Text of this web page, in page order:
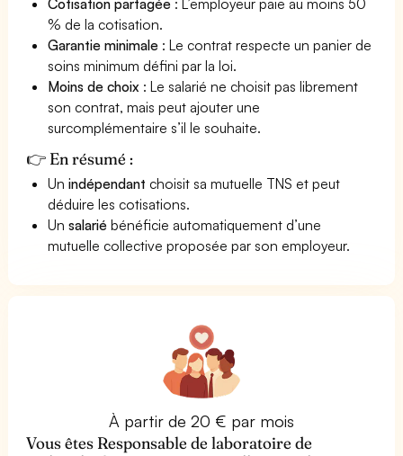
% de la cotisation.
Garantie minimale : Le contrat respecte un panier de
soins minimum défini par la loi.
Moins de choix : Le salarié ne choisit pas librement
son contrat, mais peut ajouter une
surcomplémentaire s’il le souhaite.
👉 En résumé :
Unindépendant choisit sa mutuelle TNS et peut
déduire les cotisations.
Unsalarié bénéficie automatiquement d’une
mutuelle collective proposée par son employeur.
À partir de 20 € par mois
Vous êtes Responsable de laboratoire de